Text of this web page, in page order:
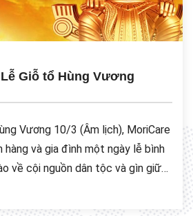
Giỗ tổ Hùng Vương
Vương 10/3 (Âm lịch), MoriCare
hàng và gia đình một ngày lễ bình
về cội nguồn dân tộc và gìn giữ